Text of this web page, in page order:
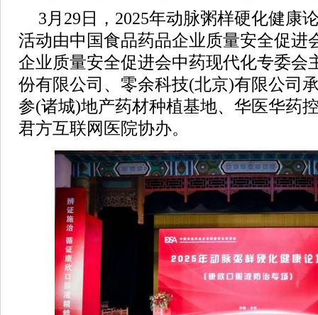
Video
3月29日，2025年动脉粥样硬化健康
活动由中国食品药品企业质量安全促进
企业质量安全促进会中药现代化专委会
份有限公司、零余科技(北京)有限公司
参(诸城)地产药材种植基地、华医华药
君方互联网医院协办。